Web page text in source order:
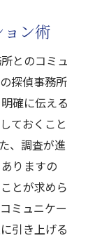
ン術
とのコミュ
探偵事務所
確に伝える
ておくこと
、調査が進
りますの
とが求めら
ミュニケー
引き上げる